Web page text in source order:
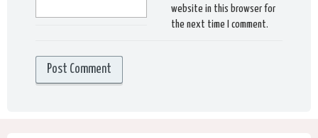
website in this browser for
the next time I comment.